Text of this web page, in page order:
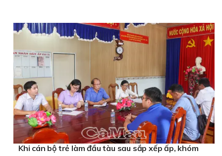
Khi cán bộ trẻ làm đầu tàu sau sắp xếp ấp, khóm